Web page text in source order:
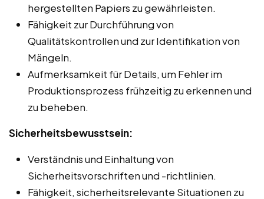
hergestellten Papiers zu gewährleisten.
Fähigkeit zur Durchführung von
Qualitätskontrollen und zur Identifikation von
Mängeln.
Aufmerksamkeit für Details, um Fehler im
Produktionsprozess frühzeitig zu erkennen und
zu beheben.
Sicherheitsbewusstsein:
Verständnis und Einhaltung von
Sicherheitsvorschriften und -richtlinien.
Fähigkeit, sicherheitsrelevante Situationen zu